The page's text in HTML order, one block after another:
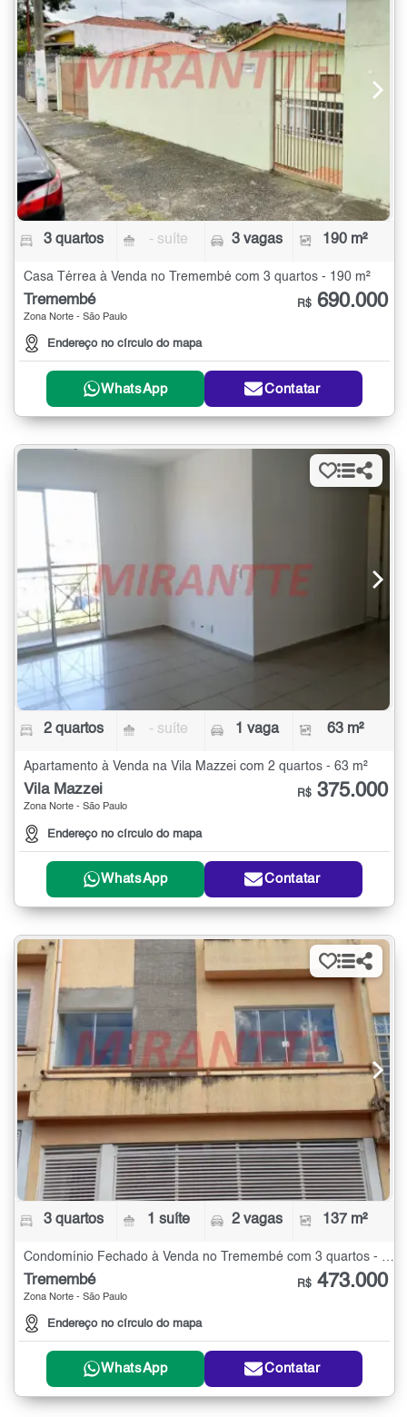
3 quartos - suíte 3 vagas 190 m²
Casa Térrea à Venda no Tremembé com 3 quartos - 190 m²
Tremembé
Zona Norte - São Paulo
Endereço no círculo do mapa
R$ 690.000
WhatsApp Contatar
2 quartos - suíte 1 vaga 63 m²
Apartamento à Venda na Vila Mazzei com 2 quartos - 63 m²
Vila Mazzei
Zona Norte - São Paulo
Endereço no círculo do mapa
R$ 375.000
WhatsApp Contatar
3 quartos 1 suíte 2 vagas 137 m²
Tremembé
Zona Norte - São Paulo
Endereço no círculo do mapa
R$ 473.000
WhatsApp Contatar